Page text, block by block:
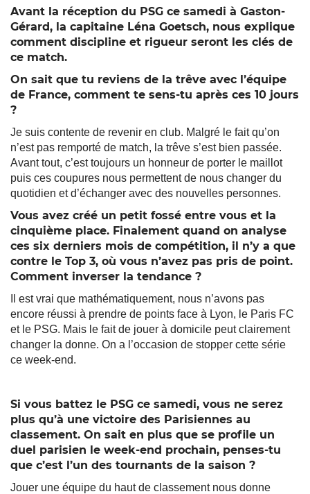
Avant la réception du PSG ce samedi à Gaston-
Gérard, la capitaine Léna Goetsch, nous explique
comment discipline et rigueur seront les clés de
ce match.
On sait que tu reviens de la trêve avec l’équipe
de France, comment te sens-tu après ces 10 jours
?
Je suis contente de revenir en club. Malgré le fait qu’on
n’est pas remporté de match, la trêve s’est bien passée.
Avant tout, c’est toujours un honneur de porter le maillot
puis ces coupures nous permettent de nous changer du
quotidien et d’échanger avec des nouvelles personnes.
Vous avez créé un petit fossé entre vous et la
cinquième place. Finalement quand on analyse
ces six derniers mois de compétition, il n’y a que
contre le Top 3, où vous n’avez pas pris de point.
Comment inverser la tendance ?
Il est vrai que mathématiquement, nous n’avons pas
encore réussi à prendre de points face à Lyon, le Paris FC
et le PSG. Mais le fait de jouer à domicile peut clairement
changer la donne. On a l’occasion de stopper cette série
ce week-end.
Si vous battez le PSG ce samedi, vous ne serez
plus qu’à une victoire des Parisiennes au
classement. On sait en plus que se profile un
duel parisien le week-end prochain, penses-tu
que c’est l’un des tournants de la saison ?
Jouer une équipe du haut de classement nous donne